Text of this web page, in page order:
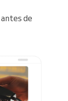
antes de